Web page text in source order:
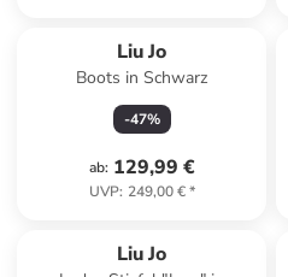
Liu Jo
Boots in Schwarz
-47%
ab: 129,99 €
UVP: 249,00 €*
Liu Jo